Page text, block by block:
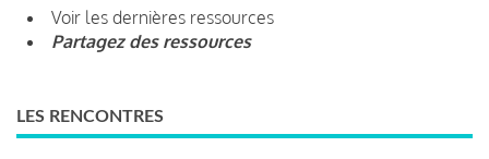
Voir les dernières ressources
Partagez des ressources
LES RENCONTRES